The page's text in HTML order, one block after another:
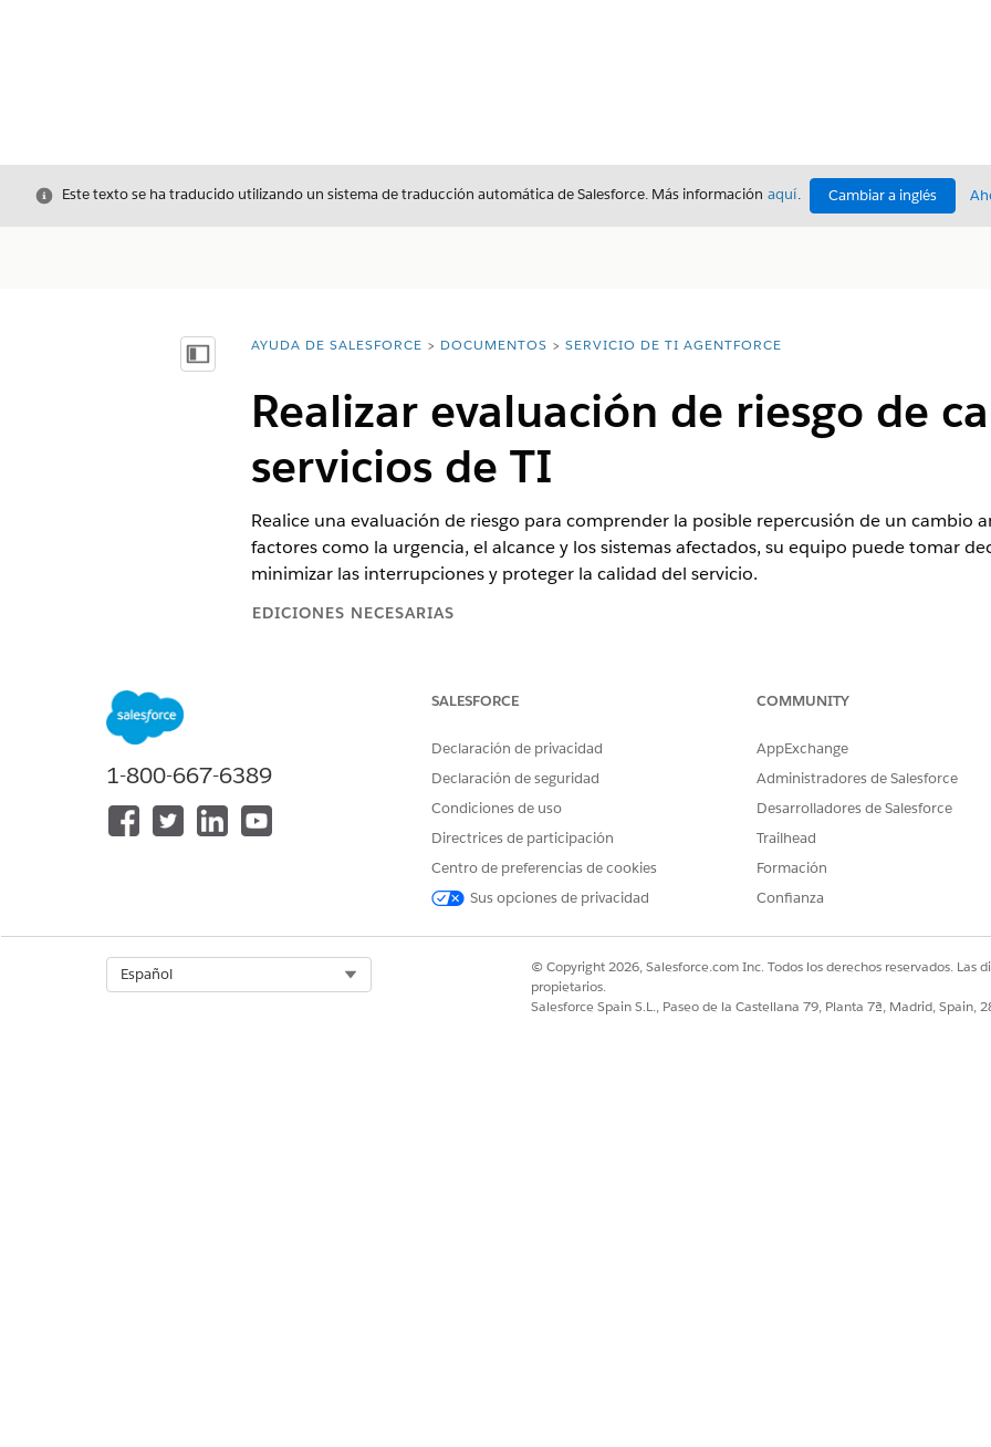
Cerrar
Este texto se ha traducido utilizando un sistema de traducción automática de Salesforce. Más información aquí. Cambiar a inglés
Mostrar índice de materias
Usted está aquí:
AYUDA DE SALESFORCE DOCUMENTOS SERVICIO DE TI AGENTFORCE
Realizar evaluación de riesgo de
servicios de TI
Realice una evaluación de riesgo para comprender la posible repercusión de un cambio
factores como la urgencia, el alcance y los sistemas afectados, su equipo puede tomar
minimizar las interrupciones y proteger la calidad del servicio.
EDICIONES NECESARIAS
Disponible en: EdicionesEnterprise con Agentforce IT Service.
PERMISOS DE USUARIO NECESARIOS
Para acceder al cuestionario Evaluación de riesgos:
Desde la página Registro de solicitud de cambio, vaya a la ficha Evaluación de riesgo
para iniciar la evaluación.
En la página Cuestionario de evaluación de riesgos, responda a las preguntas y haga clic en
Responda a las preguntas de la página siguiente y haga clic en
Puede revisar el nivel de riesgo calculado y la puntuación de riesgo en la tarjeta Puntuación de
Para volver a responder al cuestionario, haga clic en
Retomar en la ficha Evaluación de riesgos
1-800-667-6389
SALESFORCE
Declaración de privacidad
Declaración de seguridad
Condiciones de uso
Directrices de participación
Centro de preferencias de cookies
Sus opciones de privacidad
COMMUNITY
AppExchange
Administradores de Salesforce
Desarrolladores de Salesforce
Trailhead
Formación
Confianza
Español
© Copyright 2026, Salesforce.com Inc. Todos los derechos reservados. Las
propietarios.
Salesforce Spain S.L., Paseo de la Castellana 79, Planta 7ª, Madrid, Spain,